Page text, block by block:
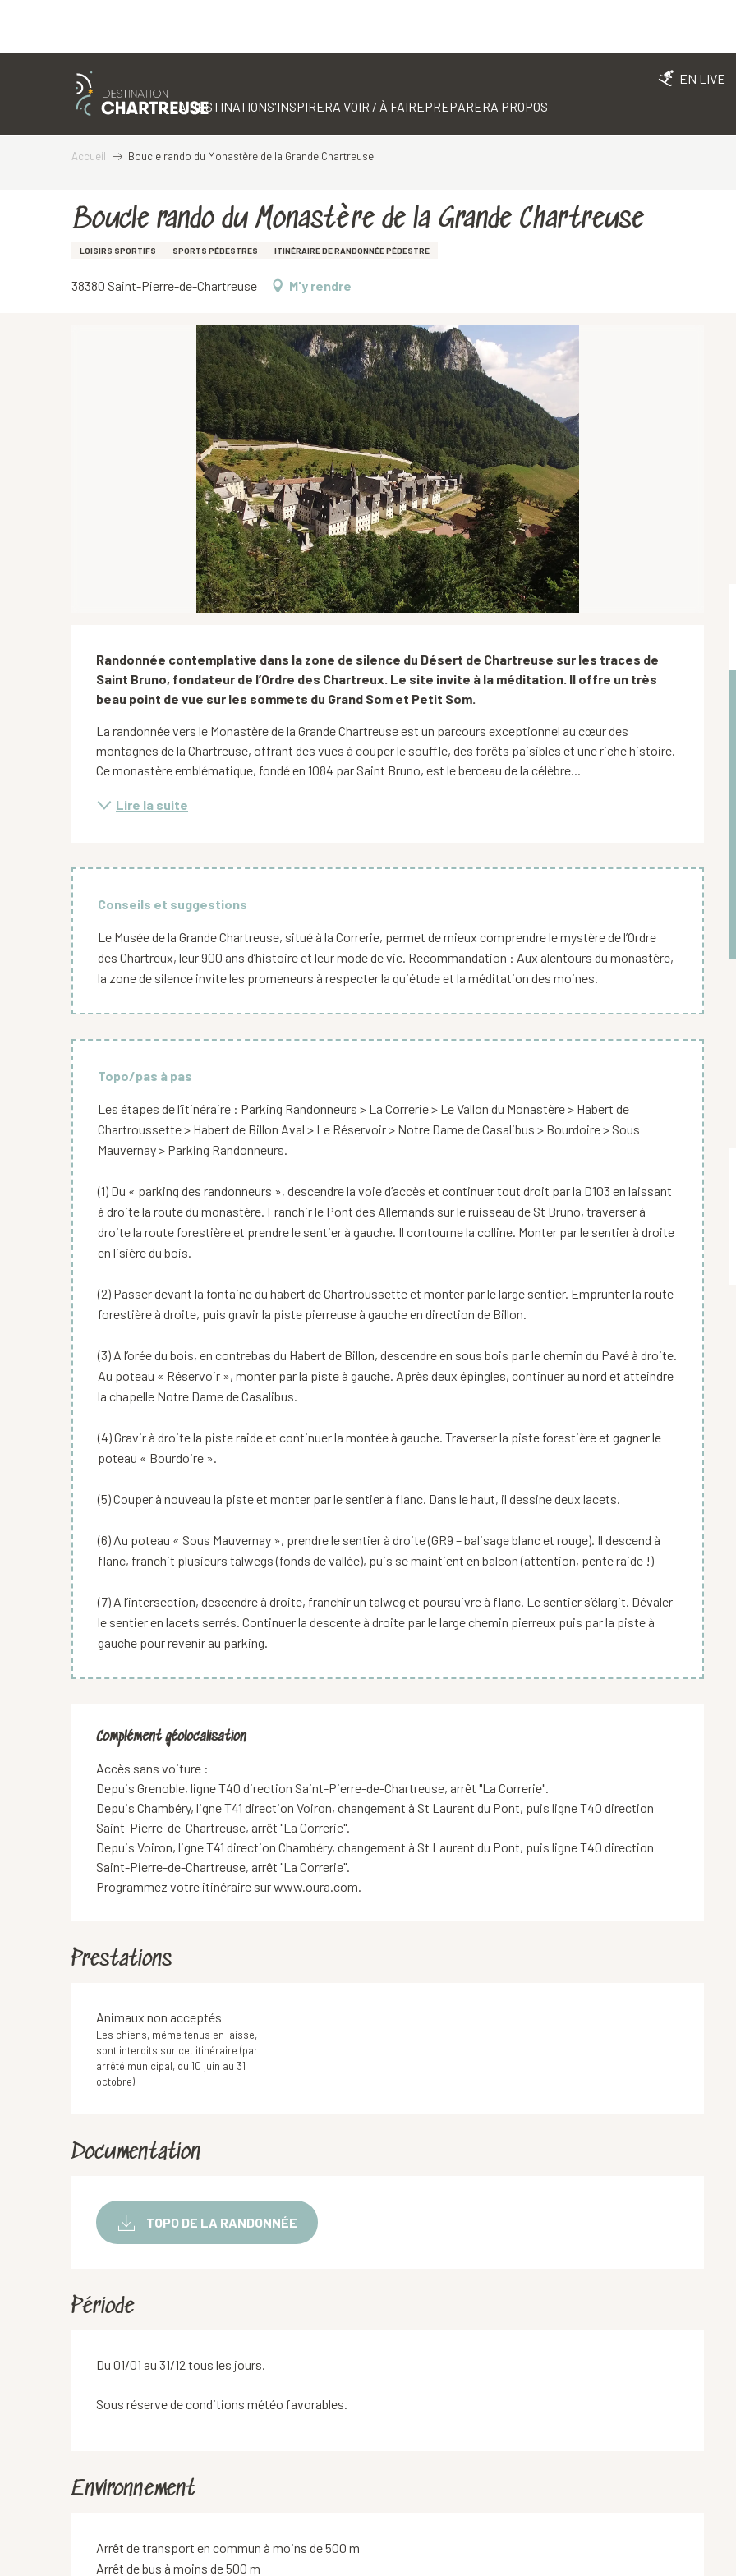
EN LIVE
LA DESTINATIONS'INSPIRERA VOIR / À FAIREPREPARERA PROPOS
Accueil Boucle rando du Monastère de la Grande Chartreuse
Boucle rando du Monastère de la Grande Chartreuse
LOISIRS SPORTIFS SPORTS PÉDESTRES ITINÉRAIRE DE RANDONNÉE PÉDESTRE
38380 Saint-Pierre-de-Chartreuse M'y rendre
Description
Randonnée contemplative dans la zone de silence du Désert de Chartreuse sur les traces de
Saint Bruno, fondateur de l’Ordre des Chartreux. Le site invite à la méditation. Il offre un très
beau point de vue sur les sommets du Grand Som et Petit Som.
La randonnée vers le Monastère de la Grande Chartreuse est un parcours exceptionnel au cœur des
montagnes de la Chartreuse, offrant des vues à couper le souffle, des forêts paisibles et une riche histoire.
Ce monastère emblématique, fondé en 1084 par Saint Bruno, est le berceau de la célèbre...
Lire la suite
Conseils et suggestions
Le Musée de la Grande Chartreuse, situé à la Correrie, permet de mieux comprendre le mystère de l’Ordre
des Chartreux, leur 900 ans d’histoire et leur mode de vie. Recommandation : Aux alentours du monastère,
la zone de silence invite les promeneurs à respecter la quiétude et la méditation des moines.
Topo/pas à pas
Les étapes de l’itinéraire : Parking Randonneurs > La Correrie > Le Vallon du Monastère > Habert de
Chartroussette > Habert de Billon Aval > Le Réservoir > Notre Dame de Casalibus > Bourdoire > Sous
Mauvernay > Parking Randonneurs.
(1) Du « parking des randonneurs », descendre la voie d’accès et continuer tout droit par la D103 en laissant
à droite la route du monastère. Franchir le Pont des Allemands sur le ruisseau de St Bruno, traverser à
droite la route forestière et prendre le sentier à gauche. Il contourne la colline. Monter par le sentier à droite
en lisière du bois.
(2) Passer devant la fontaine du habert de Chartroussette et monter par le large sentier. Emprunter la route
forestière à droite, puis gravir la piste pierreuse à gauche en direction de Billon.
(3) A l’orée du bois, en contrebas du Habert de Billon, descendre en sous bois par le chemin du Pavé à droite.
Au poteau « Réservoir », monter par la piste à gauche. Après deux épingles, continuer au nord et atteindre
la chapelle Notre Dame de Casalibus.
(4) Gravir à droite la piste raide et continuer la montée à gauche. Traverser la piste forestière et gagner le
poteau « Bourdoire ».
(5) Couper à nouveau la piste et monter par le sentier à flanc. Dans le haut, il dessine deux lacets.
(6) Au poteau « Sous Mauvernay », prendre le sentier à droite (GR9 – balisage blanc et rouge). Il descend à
flanc, franchit plusieurs talwegs (fonds de vallée), puis se maintient en balcon (attention, pente raide !)
(7) A l’intersection, descendre à droite, franchir un talweg et poursuivre à flanc. Le sentier s’élargit. Dévaler
le sentier en lacets serrés. Continuer la descente à droite par le large chemin pierreux puis par la piste à
gauche pour revenir au parking.
Complément géolocalisation
Complément géolocalisation
Accès sans voiture :
Depuis Grenoble, ligne T40 direction Saint-Pierre-de-Chartreuse, arrêt "La Correrie".
Depuis Chambéry, ligne T41 direction Voiron, changement à St Laurent du Pont, puis ligne T40 direction
Saint-Pierre-de-Chartreuse, arrêt "La Correrie".
Depuis Voiron, ligne T41 direction Chambéry, changement à St Laurent du Pont, puis ligne T40 direction
Saint-Pierre-de-Chartreuse, arrêt "La Correrie".
Programmez votre itinéraire sur www.oura.com.
Prestations
Animaux non acceptés
Les chiens, même tenus en laisse,
sont interdits sur cet itinéraire (par
arrêté municipal, du 10 juin au 31
octobre).
Documentation
TOPO DE LA RANDONNÉE
Période
Du 01/01 au 31/12 tous les jours.
Sous réserve de conditions météo favorables.
Environnement
Arrêt de transport en commun à moins de 500 m
Arrêt de bus à moins de 500 m